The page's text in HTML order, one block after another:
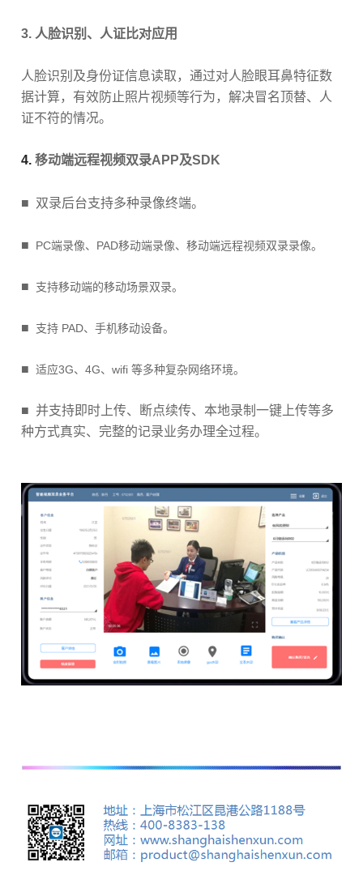
3. 人脸识别、人证比对应用
人脸识别及身份证信息读取，通过对人脸眼耳鼻特征数
据计算，有效防止照片视频等行为，解决冒名顶替、人
证不符的情况。
4.移动端远程视频双录APP及SDK
■ 双录后台支持多种录像终端。
■ PC端录像、PAD移动端录像、移动端远程视频双录录像。
■ 支持移动端的移动场景双录。
■ 支持 PAD、手机移动设备。
■适应3G、4G、wifi 等多种复杂网络环境。
■并支持即时上传、断点续传、本地录制一键上传等多
种方式真实、完整的记录业务办理全过程。